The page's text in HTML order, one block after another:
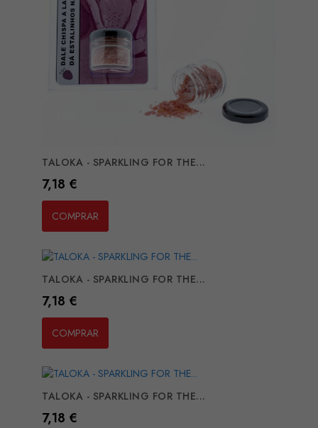
TALOKA - SPARKLING FOR THE...
Preço
7,18 €
COMPRAR
TALOKA - SPARKLING FOR THE...
Preço
7,18 €
COMPRAR
TALOKA - SPARKLING FOR THE...
Preço
7,18 €